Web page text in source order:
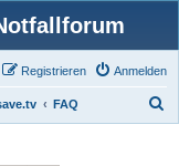
Anmelden
Registrieren
FAQ